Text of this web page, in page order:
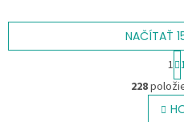
na výnimočný deň dvoch ľudí.
l
NAČÍTAŤ
t
r
1
228